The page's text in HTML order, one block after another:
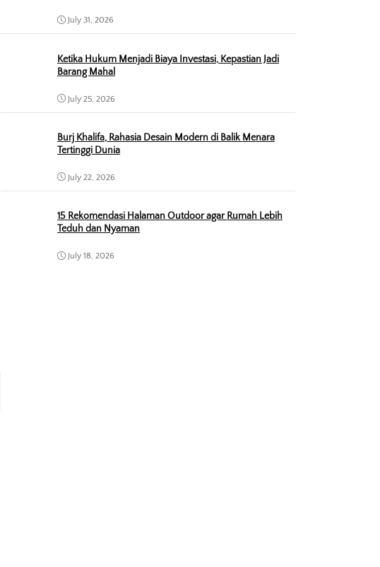
July 31, 2026
Ketika Hukum Menjadi Biaya Investasi, Kepastian Jadi
Barang Mahal
July 25, 2026
Burj Khalifa, Rahasia Desain Modern di Balik Menara
Tertinggi Dunia
July 22, 2026
15 Rekomendasi Halaman Outdoor agar Rumah Lebih
Teduh dan Nyaman
July 18, 2026